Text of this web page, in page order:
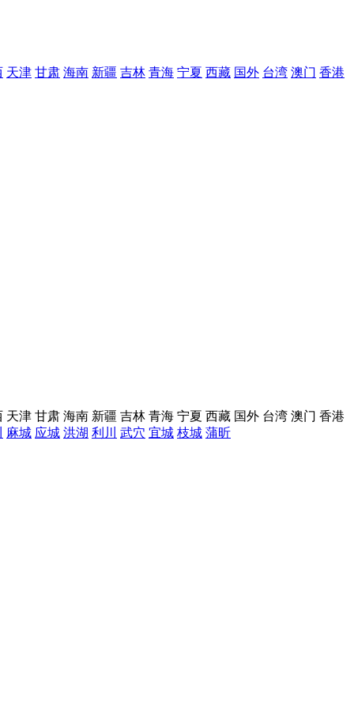
天津 甘肃 海南 新疆 吉林 青海 宁夏 西藏 国外 台湾 澳门 香港
天津 甘肃 海南 新疆 吉林 青海 宁夏 西藏 国外 台湾 澳门 香港
麻城 应城 洪湖 利川 武穴 宜城 枝城 蒲昕